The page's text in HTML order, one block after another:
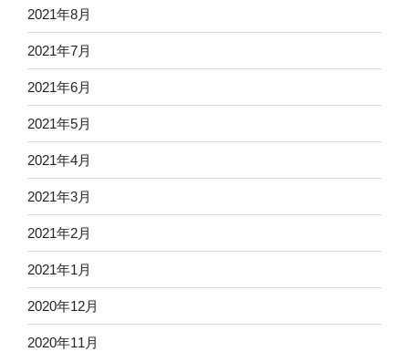
2021年8月
2021年7月
2021年6月
2021年5月
2021年4月
2021年3月
2021年2月
2021年1月
2020年12月
2020年11月